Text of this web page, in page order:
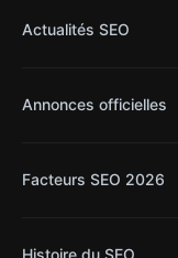
Actualités SEO
Annonces officielles
Facteurs SEO 2026